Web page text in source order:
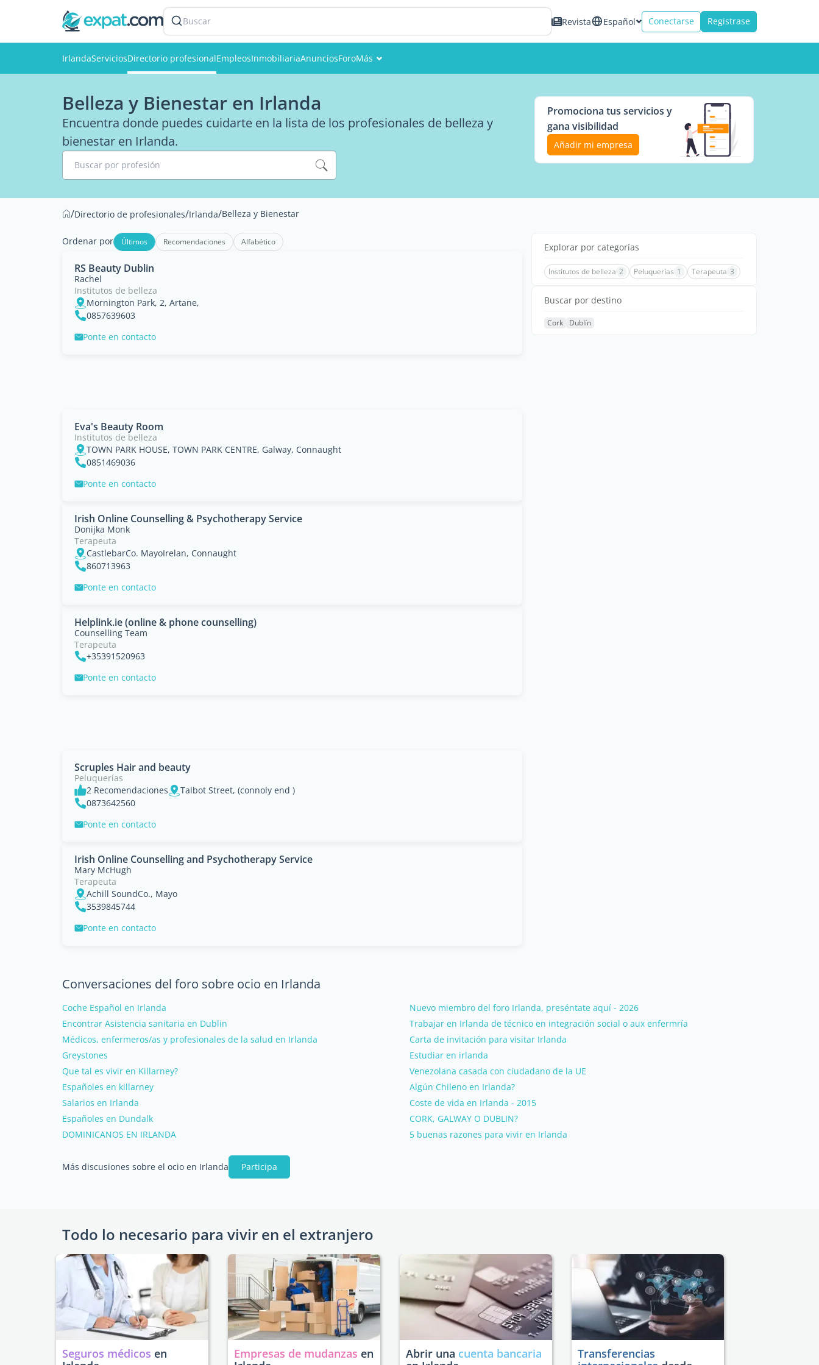
Buscar Revista Español Conectarse Registrase
IrlandaServiciosDirectorio profesionalEmpleosInmobiliariaAnunciosForoMás
Belleza y Bienestar en Irlanda
Encuentra donde puedes cuidarte en la lista de los profesionales de belleza y
bienestar en Irlanda.
Buscar por profesión
Promociona tus servicios y
gana visibilidad
Añadir mi empresa
/Directorio de profesionales/Irlanda/Belleza y Bienestar
Ordenar por Últimos Recomendaciones Alfabético
RS Beauty Dublin
Rachel
Institutos de belleza
Mornington Park, 2, Artane,
0857639603
Ponte en contacto
Eva's Beauty Room
Institutos de belleza
TOWN PARK HOUSE, TOWN PARK CENTRE, Galway, Connaught
0851469036
Ponte en contacto
Irish Online Counselling & Psychotherapy Service
Donijka Monk
Terapeuta
CastlebarCo. MayoIrelan, Connaught
860713963
Ponte en contacto
Helplink.ie (online & phone counselling)
Counselling Team
Terapeuta
+35391520963
Ponte en contacto
Scruples Hair and beauty
Peluquerías
2 Recomendaciones
Talbot Street, (connoly end )
0873642560
Ponte en contacto
Irish Online Counselling and Psychotherapy Service
Mary McHugh
Terapeuta
Achill SoundCo., Mayo
3539845744
Ponte en contacto
Explorar por categorías
Institutos de belleza 2 Peluquerías 1 Terapeuta 3
Buscar por destino
Cork Dublín
Conversaciones del foro sobre ocio en Irlanda
Coche Español en Irlanda
Nuevo miembro del foro Irlanda, preséntate aquí - 2026
Encontrar Asistencia sanitaria en Dublin
Trabajar en Irlanda de técnico en integración social o aux enfermría
Médicos, enfermeros/as y profesionales de la salud en Irlanda
Carta de invitación para visitar Irlanda
Greystones
Estudiar en irlanda
Que tal es vivir en Killarney?
Venezolana casada con ciudadano de la UE
Españoles en killarney
Algún Chileno en Irlanda?
Salarios en Irlanda
Coste de vida en Irlanda - 2015
Españoles en Dundalk
CORK, GALWAY O DUBLIN?
DOMINICANOS EN IRLANDA
5 buenas razones para vivir en Irlanda
Más discusiones sobre el ocio en Irlanda Participa
Todo lo necesario para vivir en el extranjero
Seguros médicos en
Empresas de mudanzas en
Abrir una cuenta bancaria
Transferencias